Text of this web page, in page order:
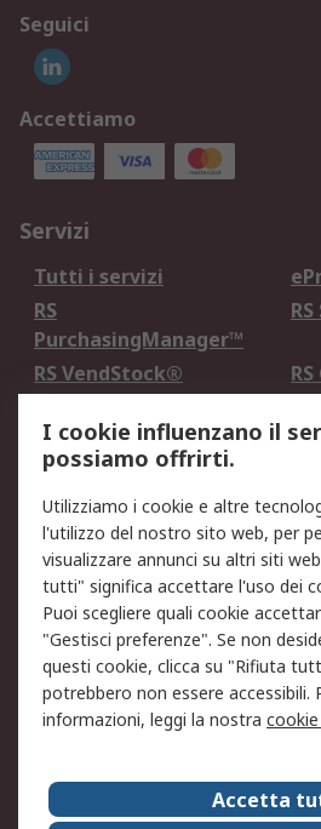
Seguici
Accettiamo
Servizi
Tutti i servizi
RS
PurchasingManager™
RS VendStock®
Legale
Informativa Cookie
Email Security
Condizioni di vendita
Etica e responsabilità
Chi Siamo
Chi Siamo
Supporto
I cookie influenzano il
possiamo offrirti.
Utilizziamo i cookie e altre
l'utilizzo del nostro sito web, per
visualizzare annunci su altri siti
tutti" significa accettare l'uso dei
Puoi scegliere quali cookie
"Gestisci preferenze". Se non
questi cookie, clicca su "Rifiuta
potrebbero non essere accessibili.
informazioni, leggi la nostra
Accetta